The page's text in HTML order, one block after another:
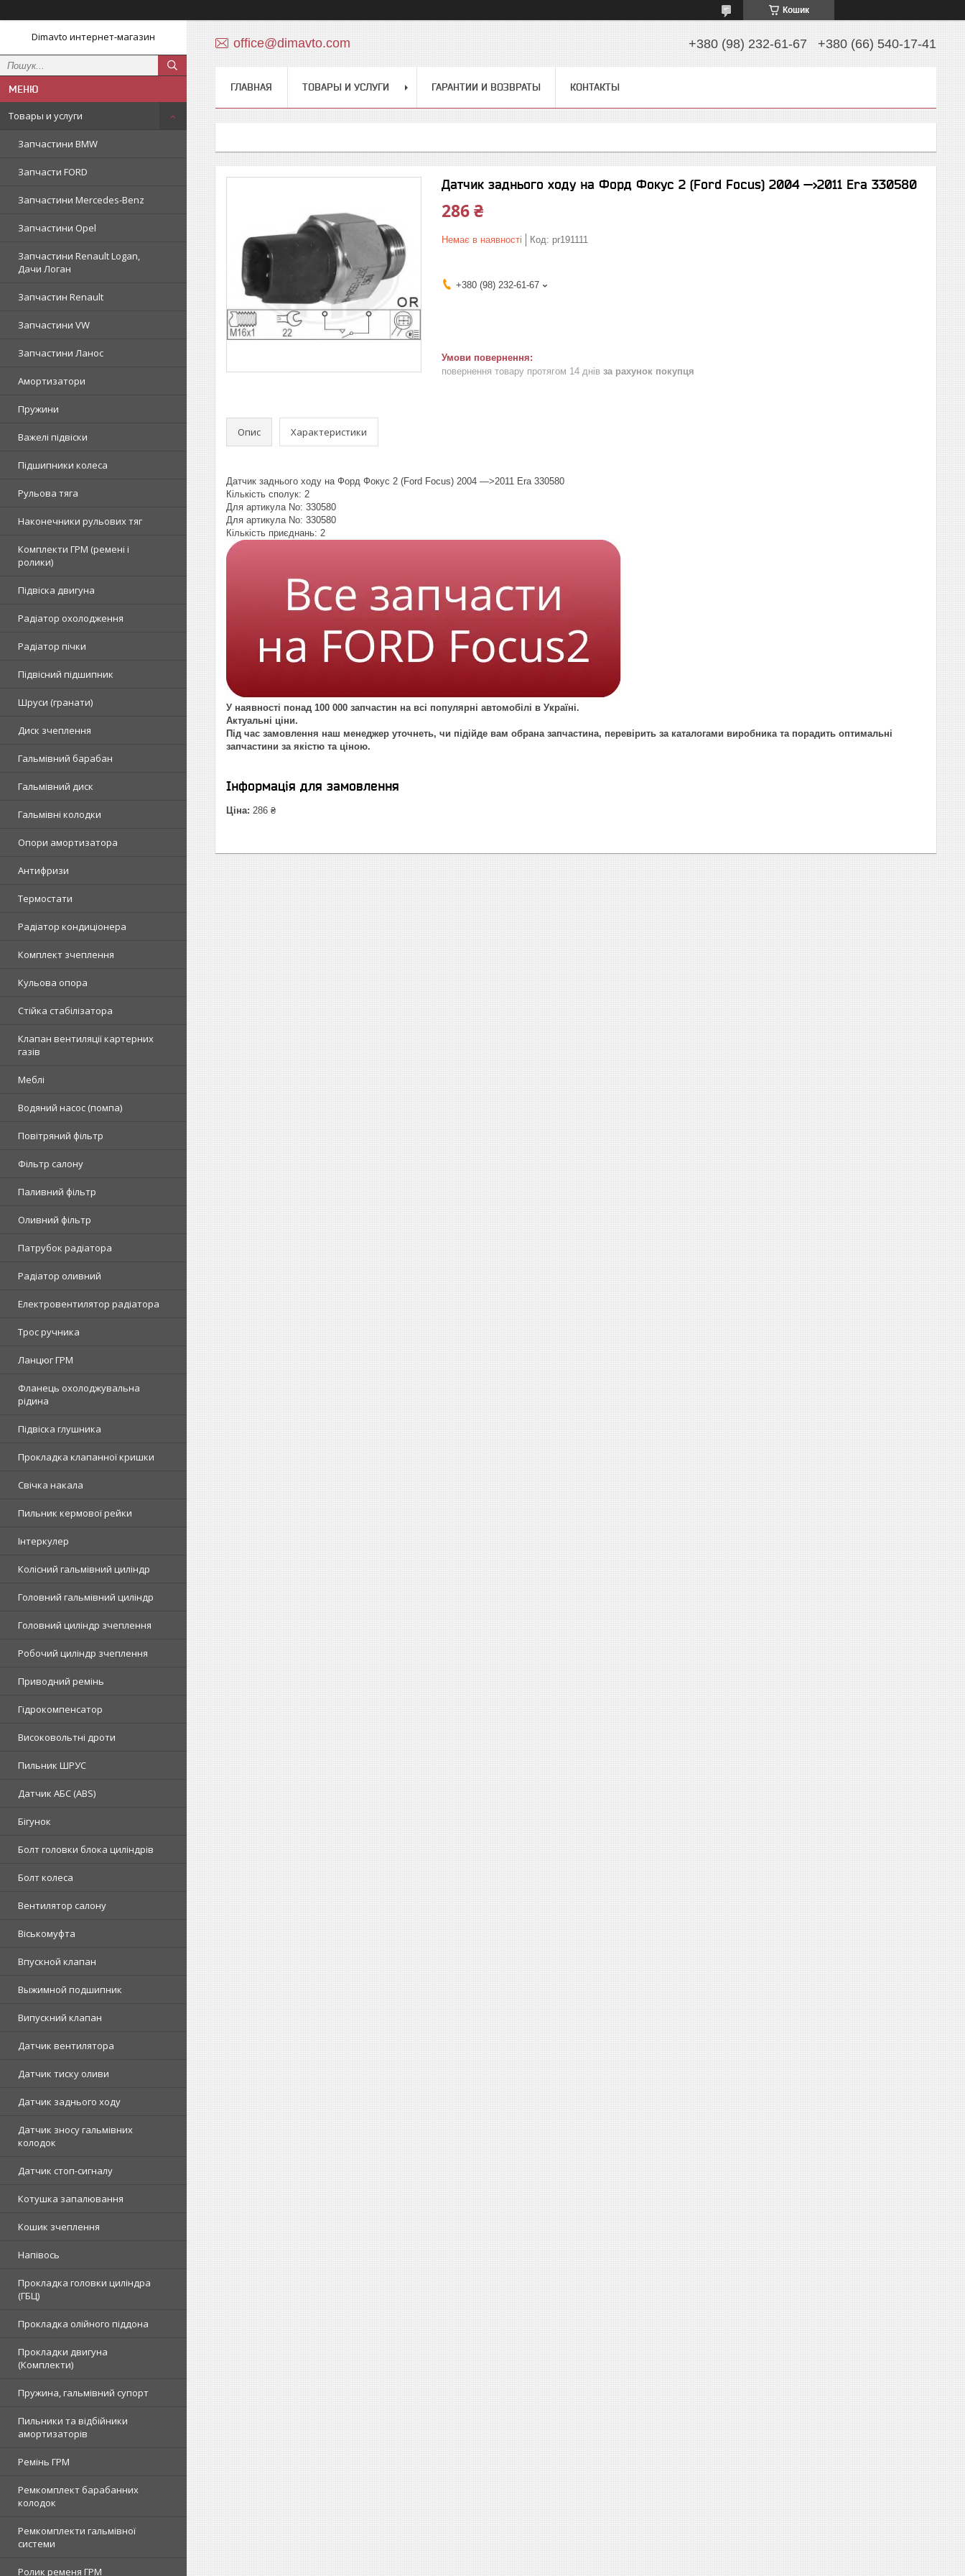
Кошик
Dimavto интернет-магазин
Товары и услуги
Запчастини BMW
Запчасти FORD
Запчастини Mercedes-Benz
Запчастини Opel
Запчастини Renault Logan,
Дачи Логан
Запчастин Renault
Запчастини VW
Запчастини Ланос
Амортизатори
Пружини
Важелі підвіски
Підшипники колеса
Рульова тяга
Наконечники рульових тяг
Комплекти ГРМ (ремені і
ролики)
Підвіска двигуна
Радіатор охолодження
Радіатор пічки
Підвісний підшипник
Шруси (гранати)
Диск зчеплення
Гальмівний барабан
Гальмівний диск
Гальмівні колодки
Опори амортизатора
Антифризи
Термостати
Радіатор кондиціонера
Комплект зчеплення
Кульова опора
Стійка стабілізатора
Клапан вентиляції картерних
газів
Меблі
Водяний насос (помпа)
Повітряний фільтр
Фільтр салону
Паливний фільтр
Оливний фільтр
Патрубок радіатора
Радіатор оливний
Електровентилятор радіатора
Трос ручника
Ланцюг ГРМ
Фланець охолоджувальна
рідина
Підвіска глушника
Прокладка клапанної кришки
Свічка накала
Пильник кермової рейки
Інтеркулер
Колісний гальмівний циліндр
Головний гальмівний циліндр
Головний циліндр зчеплення
Робочий циліндр зчеплення
Приводний ремінь
Гідрокомпенсатор
Високовольтні дроти
Пильник ШРУС
Датчик АБС (ABS)
Бігунок
Болт головки блока циліндрів
Болт колеса
Вентилятор салону
Віськомуфта
Впускной клапан
Выжимной подшипник
Випускний клапан
Датчик вентилятора
Датчик тиску оливи
Датчик заднього ходу
Датчик зносу гальмівних
колодок
Датчик стоп-сигналу
Котушка запалювання
Кошик зчеплення
Напівось
Прокладка головки циліндра
(ГБЦ)
Прокладка олійного піддона
Прокладки двигуна
(Комплекти)
Пружина, гальмівний супорт
Пильники та відбійники
амортизаторів
Ремінь ГРМ
Ремкомплект барабанних
колодок
Ремкомплекти гальмівної
системи
Ролик ременя ГРМ
office@dimavto.com +380 (98) 232-61-67 +380 (66) 540-17-41
ГЛАВНАЯ ТОВАРЫ И УСЛУГИ ГАРАНТИИ И ВОЗВРАТЫ КОНТАКТЫ
Датчик заднього ходу на Форд Фокус 2 (Ford Focus) 2004 —>2011 Era 330580
286 ₴
Немає в наявності Код: pr191111
+380 (98) 232-61-67
повернення товару протягом 14 днів за рахунок покупця
Опис Характеристики
Датчик заднього ходу на Форд Фокус 2 (Ford Focus) 2004 —>2011 Era 330580
Кількість сполук: 2
Для артикула No: 330580
Для артикула No: 330580
Кількість приєднань: 2
У наявності понад 100 000 запчастин на всі популярні автомобілі в Україні.
Актуальні ціни.
Під час замовлення наш менеджер уточнеть, чи підійде вам обрана запчастина, перевірить за каталогами виробника та порадить оптимальні
запчастини за якістю та ціною.
Інформація для замовлення
Ціна: 286 ₴